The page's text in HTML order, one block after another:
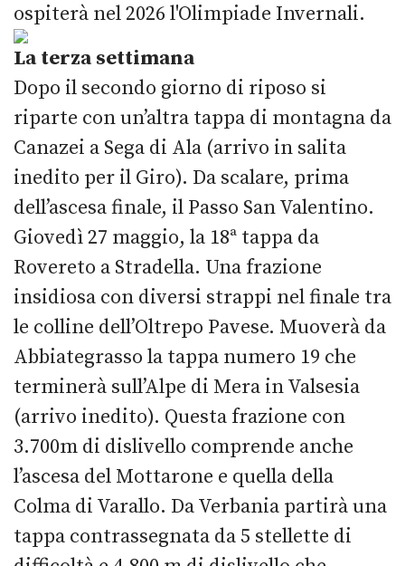
ospiterà nel 2026 l'Olimpiade Invernali.
La terza settimana
Dopo il secondo giorno di riposo si
riparte con un’altra tappa di montagna da
Canazei a Sega di Ala (arrivo in salita
inedito per il Giro). Da scalare, prima
dell’ascesa finale, il Passo San Valentino.
Giovedì 27 maggio, la 18ª tappa da
Rovereto a Stradella. Una frazione
insidiosa con diversi strappi nel finale tra
le colline dell’Oltrepo Pavese. Muoverà da
Abbiategrasso la tappa numero 19 che
terminerà sull’Alpe di Mera in Valsesia
(arrivo inedito). Questa frazione con
3.700m di dislivello comprende anche
l’ascesa del Mottarone e quella della
Colma di Varallo. Da Verbania partirà una
tappa contrassegnata da 5 stellette di